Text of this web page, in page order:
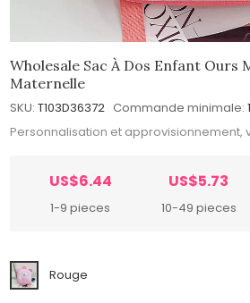
Wholesale Sac À Dos Enfant Ours
Maternelle
SKU: T103D36372 Commande minimale: 1
Personnalisation et approvisionnement,
US$6.44
1-9 pieces
US$5.73
10-49 pieces
Rouge